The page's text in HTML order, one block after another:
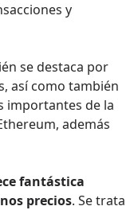
y
se destaca por
así como también
importantes de la
además
fantástica
precios. Se trata